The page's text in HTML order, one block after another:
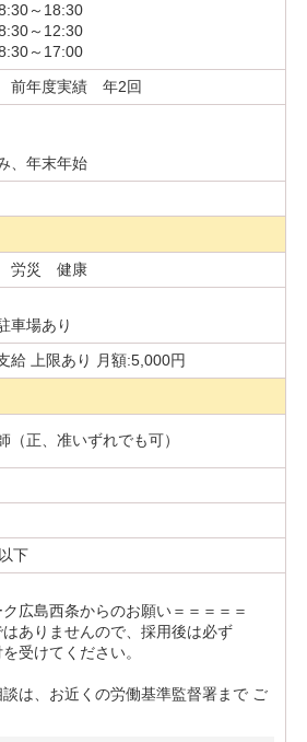
～18:30
～12:30
～17:00
前年度実績 年2回
、年末年始
労災 健康
車場あり
給 上限あり 月額:5,000円
（正、准いずれでも可）
下
広島西条からのお願い＝＝＝＝＝
ありませんので、採用後は必ず
受けてください。
は、お近くの労働基準監督署まで ご